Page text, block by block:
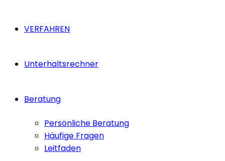
VERFAHREN
Unterhaltsrechner
Beratung
Persönliche Beratung
Häufige Fragen
Leitfaden